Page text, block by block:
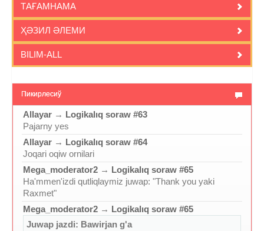
ТАҒАМНАМА
ҲӘЗИЛ ӘЛЕМИ
BILIM-ALL
Пикирлесиў
Allayar → Logikalıq soraw #63
Pajarny yes
Allayar → Logikalıq soraw #64
Joqari oqiw ornilari
Mega_moderator2 → Logikalıq soraw #65
Ha'mmen'izdi qutliqlaymiz juwap: "Thank you yaki
Raxmet"
Mega_moderator2 → Logikalıq soraw #65
Juwap jazdi: Bawirjan g'a